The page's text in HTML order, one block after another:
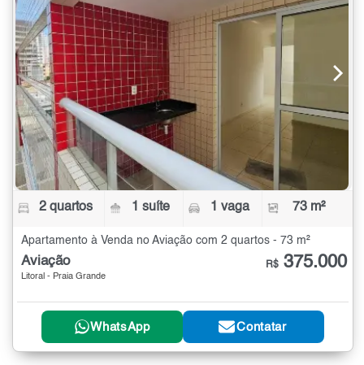
2 quartos 1 suíte 1 vaga 73 m²
Apartamento à Venda no Aviação com 2 quartos - 73 m²
Aviação
Litoral - Praia Grande
R$ 375.000
WhatsApp Contatar